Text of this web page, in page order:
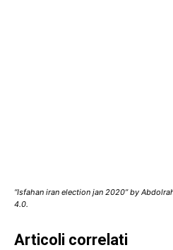
“Isfahan iran election jan 2020” by
4.0.
Articoli correlati